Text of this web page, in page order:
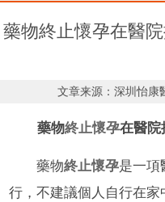
藥物終止懷孕在醫
文章来源：深圳怡康
藥物終止懷孕在醫院
藥物終止懷孕是一項
行，不建議個人自行在家